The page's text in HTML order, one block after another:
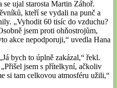
se ujal starosta Martin Záhoř.
kteří se vydali na punč a
„Vyhodit 60 tisíc do vzduchu?
jsem proti ohňostrojům,
akce nepodporuji,“ uvedla Hana
bych to úplně zakázal,“ řekl.
jsem s přítelkyní, ačkoliv
si tam celkovou atmosféru užili,“